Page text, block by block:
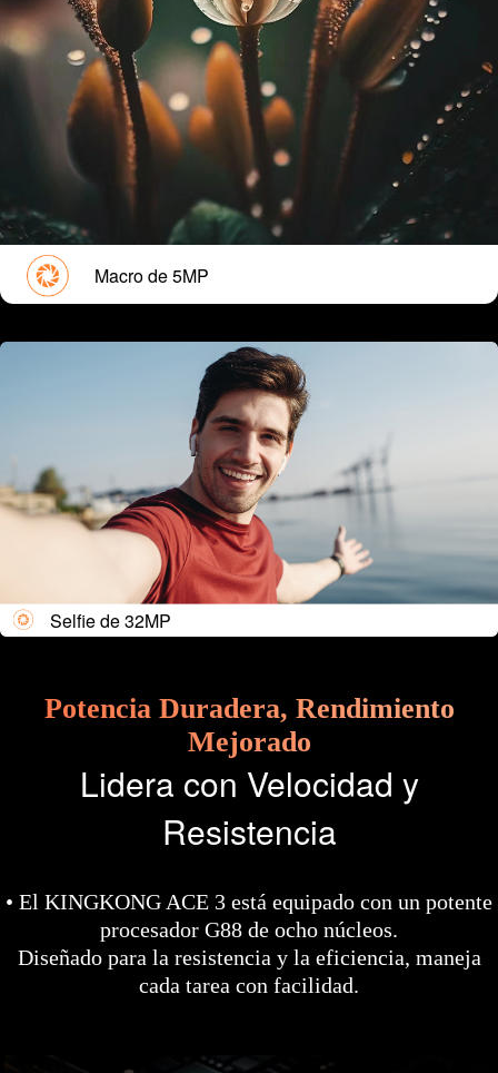
Macro de 5MP
Selfie de 32MP
Potencia Duradera, Rendimiento
Mejorado
Lidera con Velocidad y
Resistencia
• El KINGKONG ACE 3 está equipado con un potente
procesador G88 de ocho núcleos.
Diseñado para la resistencia y la eficiencia, maneja
cada tarea con facilidad.